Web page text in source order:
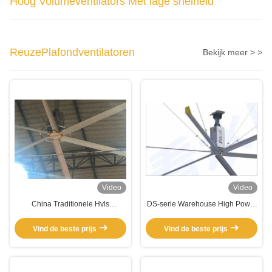
ReuzePlafondventilatoren Bekijk meer > >
Video
China Traditionele Hvls
6 Aluminium Blades
Vind de beste prijs
Video
DS-serie Warehouse High Power
Indoor Gymnasium
Vind de beste prijs